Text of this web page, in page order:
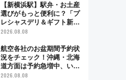
の特別コラボ
【新横浜駅】駅弁・お土産
選びがもっと便利に？「プ
レシャスデリ＆ギフト新横
浜」がオープン 場所や営
2026.08.08
航空各社のお盆期間予約状
況をチェック！沖縄・北海
道方面は予約急増中、いま
から狙うべき日は？
2026.08.08